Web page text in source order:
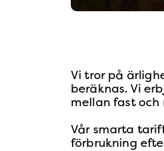
Vi tror på
beräknas. Vi
mellan fast
Vår smarta
förbrukning